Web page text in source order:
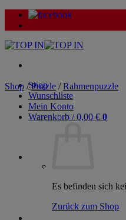
Zum
Inhalt
Shop
Wunschliste
Mein Konto
Warenkorb /0,00 € 0
Es befinden sich
Zurück zum Shop
Shop / Puzzle / Rahmenpuzzle